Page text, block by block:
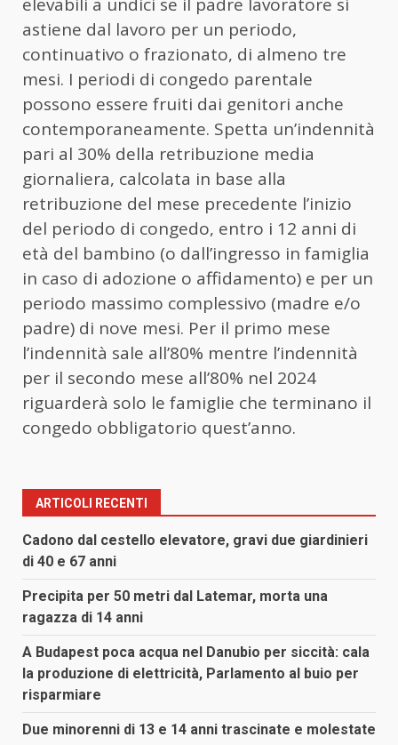
elevabili a undici se il padre lavoratore si
astiene dal lavoro per un periodo,
continuativo o frazionato, di almeno tre
mesi. I periodi di congedo parentale
possono essere fruiti dai genitori anche
contemporaneamente. Spetta un’indennità
pari al 30% della retribuzione media
giornaliera, calcolata in base alla
retribuzione del mese precedente l’inizio
del periodo di congedo, entro i 12 anni di
età del bambino (o dall’ingresso in famiglia
in caso di adozione o affidamento) e per un
periodo massimo complessivo (madre e/o
padre) di nove mesi. Per il primo mese
l’indennità sale all’80% mentre l’indennità
per il secondo mese all’80% nel 2024
riguarderà solo le famiglie che terminano il
congedo obbligatorio quest’anno.
ARTICOLI RECENTI
Cadono dal cestello elevatore, gravi due giardinieri
di 40 e 67 anni
Precipita per 50 metri dal Latemar, morta una
ragazza di 14 anni
A Budapest poca acqua nel Danubio per siccità: cala
la produzione di elettricità, Parlamento al buio per
risparmiare
Due minorenni di 13 e 14 anni trascinate e molestate